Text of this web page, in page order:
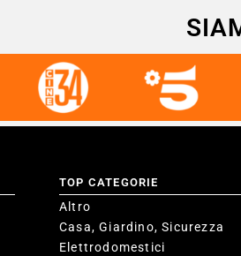
TOP CATEGORIE
Altro
Casa, Giardino, Sicurezza
Elettrodomestici